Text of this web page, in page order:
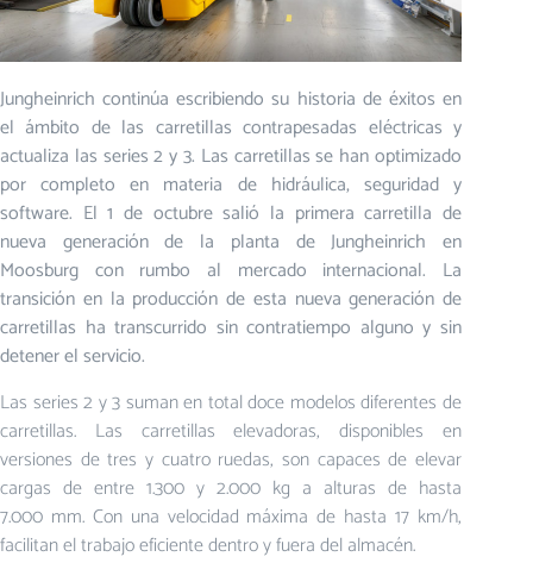
Jungheinrich continúa escribiendo su historia de éxitos en
el ámbito de las carretillas contrapesadas eléctricas y
actualiza las series 2 y 3. Las carretillas se han optimizado
por completo en materia de hidráulica, seguridad y
software. El 1 de octubre salió la primera carretilla de
nueva generación de la planta de Jungheinrich en
Moosburg con rumbo al mercado internacional. La
transición en la producción de esta nueva generación de
carretillas ha transcurrido sin contratiempo alguno y sin
detener el servicio.
Las series 2 y 3 suman en total doce modelos diferentes de
carretillas. Las carretillas elevadoras, disponibles en
versiones de tres y cuatro ruedas, son capaces de elevar
cargas de entre 1.300 y 2.000 kg a alturas de hasta
7.000 mm. Con una velocidad máxima de hasta 17 km/h,
facilitan el trabajo eficiente dentro y fuera del almacén.